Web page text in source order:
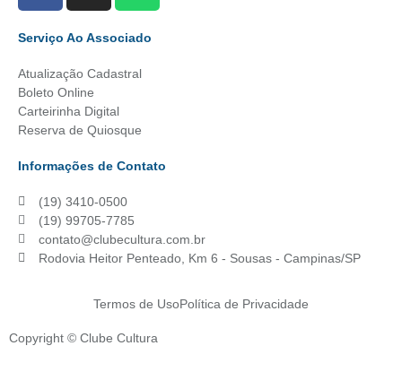
Serviço Ao Associado
Atualização Cadastral
Boleto Online
Carteirinha Digital
Reserva de Quiosque
Informações de Contato
(19) 3410-0500
(19) 99705-7785
contato@clubecultura.com.br
Rodovia Heitor Penteado, Km 6 - Sousas - Campinas/SP
Termos de UsoPolítica de Privacidade
Copyright © Clube Cultura